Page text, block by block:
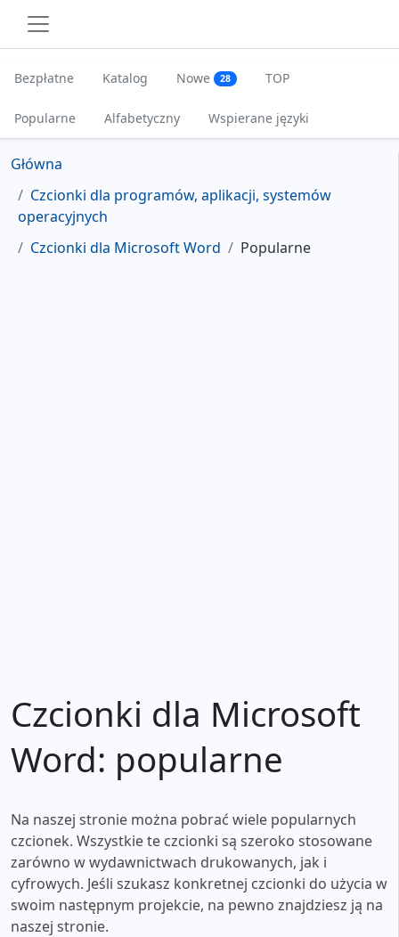
Bezpłatne Katalog Nowe 28 TOP
Popularne Alfabetyczny Wspierane języki
Główna
Czcionki dla programów, aplikacji, systemów
operacyjnych
Czcionki dla Microsoft Word
Popularne
Czcionki dla Microsoft
Word: popularne
Na naszej stronie można pobrać wiele popularnych
czcionek. Wszystkie te czcionki są szeroko stosowane
zarówno w wydawnictwach drukowanych, jak i
cyfrowych. Jeśli szukasz konkretnej czcionki do użycia w
swoim następnym projekcie, na pewno znajdziesz ją na
naszej stronie.